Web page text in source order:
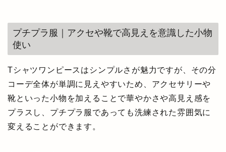
プチプラ服｜アクセや靴で高見えを意識した小物
使い
Tシャツワンピースはシンプルさが魅力ですが、その分
コーデ全体が単調に見えやすいため、アクセサリーや
靴といった小物を加えることで華やかさや高見え感を
プラスし、プチプラ服であっても洗練された雰囲気に
変えることができます。